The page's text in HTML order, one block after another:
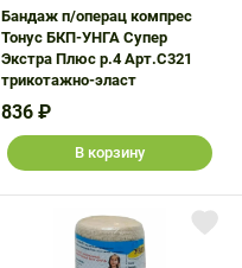
Бандаж п/операц компрес
Тонус БКП-УНГА Супер
Экстра Плюс р.4 Арт.С321
трикотажно-эласт
836 ₽
В корзину